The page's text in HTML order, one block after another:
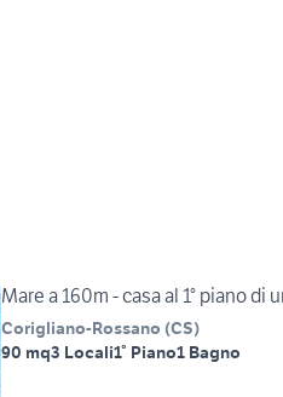
Mare a 160m - casa al 1° piano di
Corigliano-Rossano (CS)
90 mq3 Locali1° Piano1 Bagno